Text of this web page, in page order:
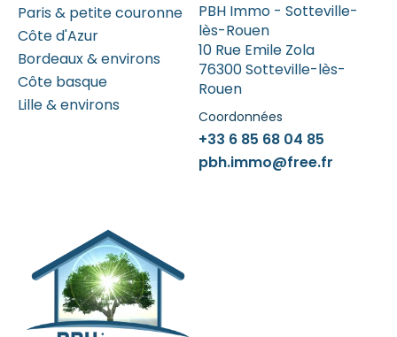
Paris & petite couronne
Côte d'Azur
Bordeaux & environs
Côte basque
Lille & environs
PBH Immo - Sotteville-
lès-Rouen
10 Rue Emile Zola
76300 Sotteville-lès-
Rouen
Coordonnées
+33 6 85 68 04 85
pbh.immo@free.fr